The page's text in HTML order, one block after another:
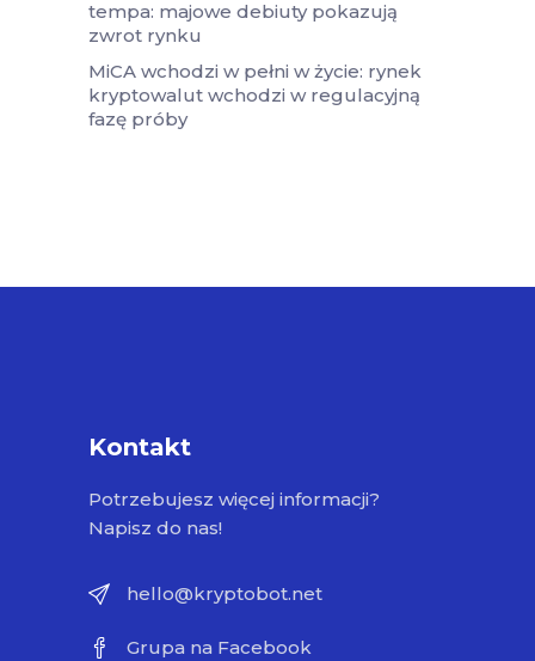
tempa: majowe debiuty pokazują
zwrot rynku
MiCA wchodzi w pełni w życie: rynek
kryptowalut wchodzi w regulacyjną
fazę próby
Kontakt
Potrzebujesz więcej informacji?
Napisz do nas!
hello@kryptobot.net
Grupa na Facebook